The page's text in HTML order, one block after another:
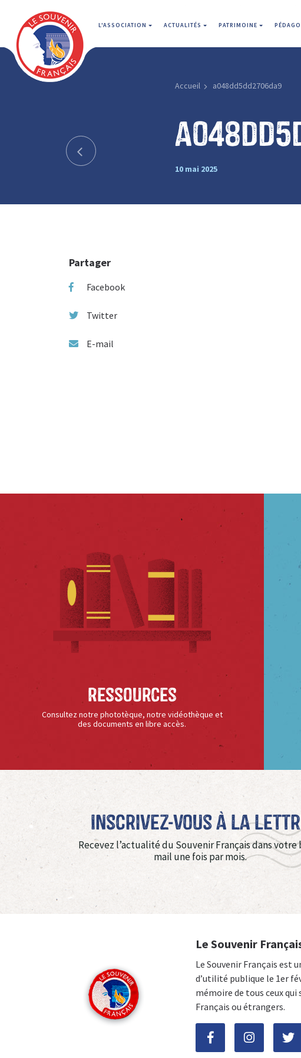
L'ASSOCIATION ACTUALITÉS PATRIMOINE
Accueil a048dd5dd2706da9
10 mai 2025
Partager
Facebook
Twitter
E-mail
Ressources
Consultez notre phototèque, notre vidéothèque et
des documents en libre accès.
Inscrivez-vous à La
Recevez l’actualité du Souvenir Français dans
mail une fois par mois.
Le Souvenir
Le Souvenir Français est
d’utilité publique le 1er
mémoire de tous ceux
Français ou étrangers.